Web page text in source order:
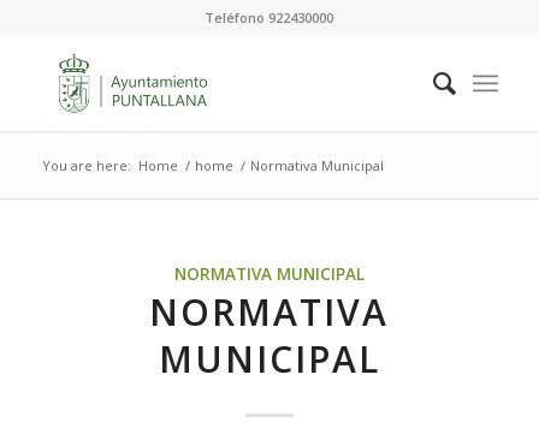
Teléfono 922430000
You are here: Home / home / Normativa Municipal
NORMATIVA MUNICIPAL
NORMATIVA
MUNICIPAL